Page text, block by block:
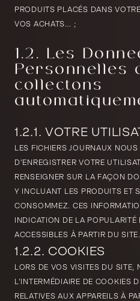
PRODUITS PLACÉS DANS
VOS ACHATS… ;
1.2. Les
Personnelles
collectons
1.2.1. VOTRE
LES FICHIERS JOURNAUX NOUS
D’ENREGISTRER VOTRE
RENSEIGNER SUR LA FAÇON
Y INCLUANT LES PRODUITS ET
CONSOMMEZ. CES
INDICATION DE LA
ACCESSIBLES À PARTIR DU SITE.
1.2.2. COOKIES
LORS DE VOS VISITES DU SITE,
L’INTERMÉDIAIRE DE COOKIES
RELATIVES AUX APPAREILS À